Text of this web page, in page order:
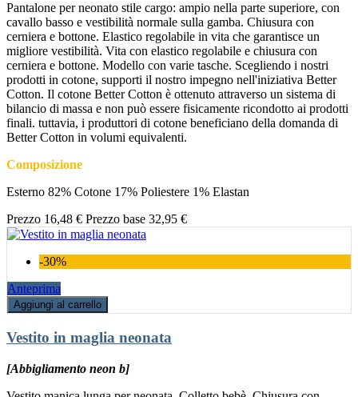
Pantalone per neonato stile cargo: ampio nella parte superiore, con
cavallo basso e vestibilità normale sulla gamba. Chiusura con
cerniera e bottone. Elastico regolabile in vita che garantisce un
migliore vestibilità. Vita con elastico regolabile e chiusura con
cerniera e bottone. Modello con varie tasche. Scegliendo i nostri
prodotti in cotone, supporti il nostro impegno nell'iniziativa Better
Cotton. Il cotone Better Cotton è ottenuto attraverso un sistema di
bilancio di massa e non può essere fisicamente ricondotto ai prodotti
finali. tuttavia, i produttori di cotone beneficiano della domanda di
Better Cotton in volumi equivalenti.
Composizione
Esterno 82% Cotone 17% Poliestere 1% Elastan
Prezzo 16,48 € Prezzo base 32,95 €
-30%
Anteprima
Aggiungi al carrello
Vestito in maglia neonata
[Abbigliamento neon b]